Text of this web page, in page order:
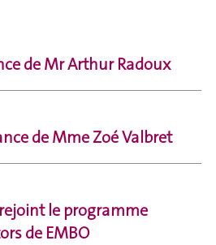
de Mr Arthur Radoux
de Mme Zoé Valbret
le programme
de EMBO